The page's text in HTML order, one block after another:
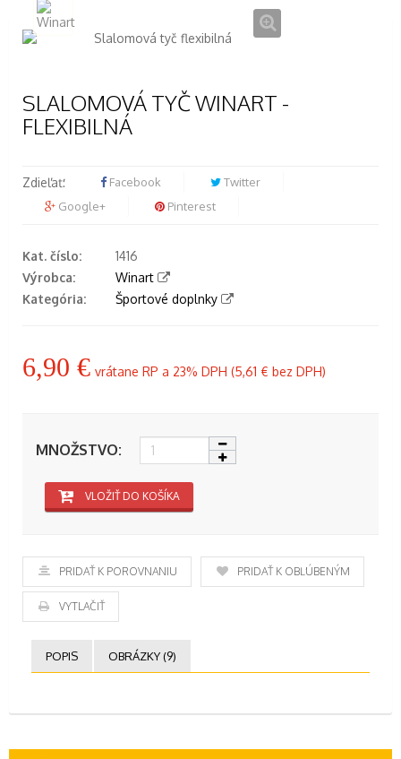
SLALOMOVÁ TYČ WINART -
FLEXIBILNÁ
Zdieľať: Facebook
Twitter
Google+
Pinterest
Kat. číslo:
1416
Výrobca:
Winart
Kategória:
Športové doplnky
6,90 € vrátane RP a 23% DPH (5,61 € bez DPH)
MNOŽSTVO:
VLOŽIŤ DO KOŠÍKA
PRIDAŤ K POROVNANIU PRIDAŤ K OBĽÚBENÝM
VYTLAČIŤ
POPIS OBRÁZKY (9)